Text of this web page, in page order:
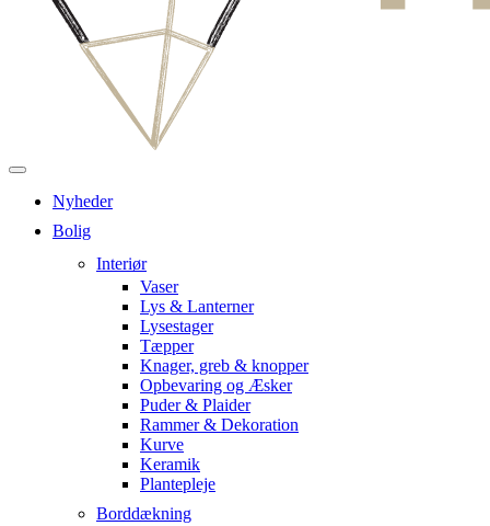
Nyheder
Bolig
Interiør
Vaser
Lys & Lanterner
Lysestager
Tæpper
Knager, greb & knopper
Opbevaring og Æsker
Puder & Plaider
Rammer & Dekoration
Kurve
Keramik
Plantepleje
Borddækning